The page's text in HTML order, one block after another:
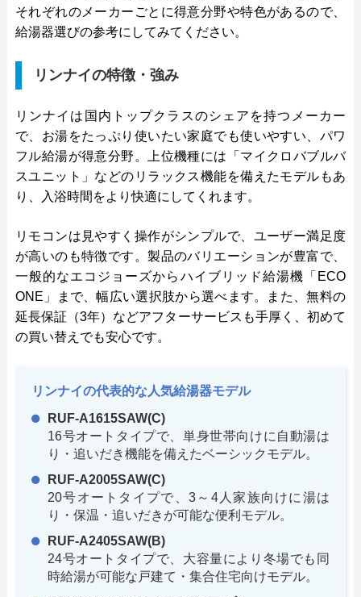
それぞれのメーカーごとに得意分野や特色があるので、
給湯器選びの参考にしてみてください。
リンナイの特徴・強み
リンナイは国内トップクラスのシェアを持つメーカー
で、お湯をたっぷり使いたい家庭でも使いやすい、パワ
フル給湯が得意分野。上位機種には「マイクロバブルバ
スユニット」などのリラックス機能を備えたモデルもあ
り、入浴時間をより快適にしてくれます。
リモコンは見やすく操作がシンプルで、ユーザー満足度
が高いのも特徴です。製品のバリエーションが豊富で、
一般的なエコジョーズからハイブリッド給湯機「ECO
ONE」まで、幅広い選択肢から選べます。また、無料の
延長保証（3年）などアフターサービスも手厚く、初めて
の買い替えでも安心です。
リンナイの代表的な人気給湯器モデル
RUF-A1615SAW(C)
16号オートタイプで、単身世帯向けに自動湯は
り・追いだき機能を備えたベーシックモデル。
RUF-A2005SAW(C)
20号オートタイプで、3～4人家族向けに湯は
り・保温・追いだきが可能な便利モデル。
RUF-A2405SAW(B)
24号オートタイプで、大容量により冬場でも同
時給湯が可能な戸建て・集合住宅向けモデル。